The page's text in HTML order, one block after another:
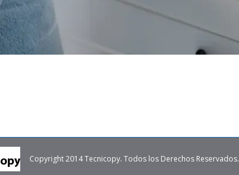
Copyright 2014 Tecnicopy. Todos los Derechos Reservados.